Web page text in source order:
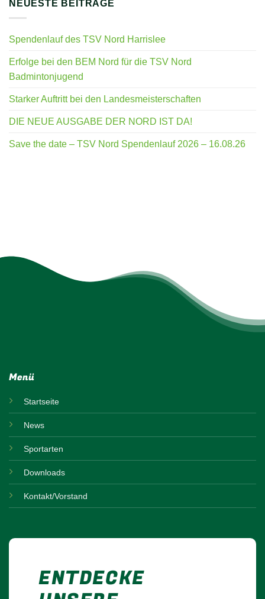
NEUESTE BEITRÄGE
Spendenlauf des TSV Nord Harrislee
Erfolge bei den BEM Nord für die TSV Nord
Badmintonjugend
Starker Auftritt bei den Landesmeisterschaften
DIE NEUE AUSGABE DER NORD IST DA!
Save the date – TSV Nord Spendenlauf 2026 – 16.08.26
Menü
Startseite
News
Sportarten
Downloads
Kontakt/Vorstand
ENTDECKE